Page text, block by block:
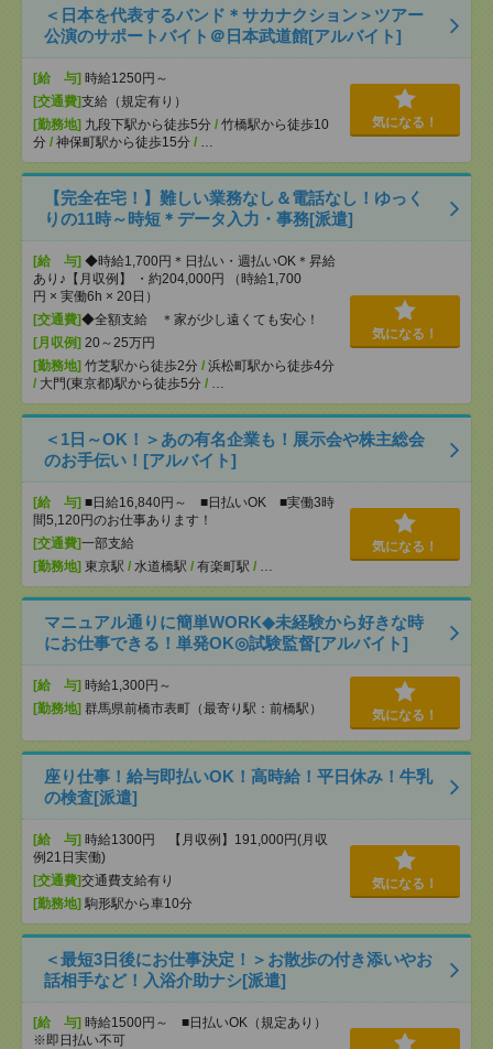
＜日本を代表するバンド＊サカナクション＞ツアー
公演のサポートバイト＠日本武道館[アルバイト]
[給 与] 時給1250円～
[交通費]支給（規定有り）
[勤務地] 九段下駅から徒歩5分 / 竹橋駅から徒歩10
分 / 神保町駅から徒歩15分 / …
気になる！
【完全在宅！】難しい業務なし＆電話なし！ゆっく
りの11時～時短＊データ入力・事務[派遣]
[給 与] ◆時給1,700円＊日払い・週払いOK＊昇給
あり♪【月収例】 ・約204,000円 （時給1,700
円 × 実働6h × 20日）
[交通費]◆全額支給 ＊家が少し遠くても安心！
[月収例] 20～25万円
[勤務地] 竹芝駅から徒歩2分 / 浜松町駅から徒歩4分
/ 大門(東京都)駅から徒歩5分 / …
気になる！
＜1日～OK！＞あの有名企業も！展示会や株主総会
のお手伝い！[アルバイト]
[給 与] ■日給16,840円～ ■日払いOK ■実働3時
間5,120円のお仕事あります！
[交通費]一部支給
[勤務地] 東京駅 / 水道橋駅 / 有楽町駅 / …
気になる！
マニュアル通りに簡単WORK◆未経験から好きな時
にお仕事できる！単発OK◎試験監督[アルバイト]
[給 与] 時給1,300円～
[勤務地] 群馬県前橋市表町（最寄り駅：前橋駅） 気になる！
座り仕事！給与即払いOK！高時給！平日休み！牛乳
の検査[派遣]
[給 与] 時給1300円 【月収例】191,000円(月収
例21日実働)
[交通費]交通費支給有り
[勤務地] 駒形駅から車10分
気になる！
＜最短3日後にお仕事決定！＞お散歩の付き添いやお
話相手など！入浴介助ナシ[派遣]
[給 与] 時給1500円～ ■日払いOK（規定あり）
※即日払い不可